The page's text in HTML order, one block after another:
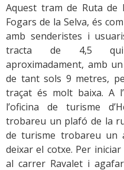
Aquest tram de Ruta
Fogars de la Selva, és
amb senderistes i
tracta de 4,5
aproximadament, amb
de tant sols 9 metres,
traçat és molt baixa. A
l’oficina de turisme
trobareu un plafó de la
de turisme trobareu un
deixar el cotxe. Per
al carrer Ravalet i